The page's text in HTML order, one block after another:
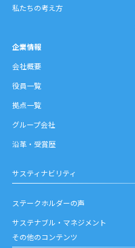
私たちの考え方
企業情報
会社概要
役員一覧
拠点一覧
グループ会社
沿革・受賞歴
サスティナビリティ
ステークホルダーの声
サステナブル・マネジメント
その他のコンテンツ